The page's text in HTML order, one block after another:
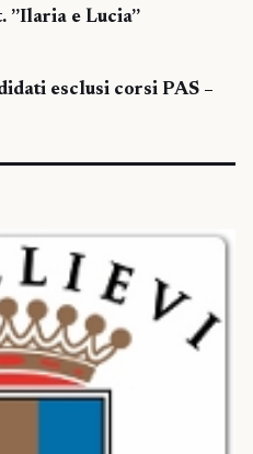
”Ilaria e Lucia”
esclusi corsi PAS –